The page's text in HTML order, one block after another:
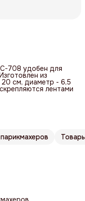
708 удобен для
из
20 см, диаметр - 6,5
лентами